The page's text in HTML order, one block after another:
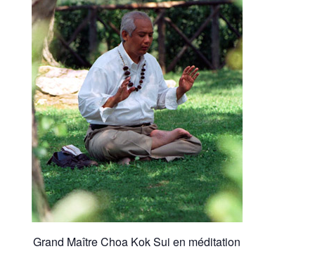
Grand Maître Choa Kok Sui en méditation